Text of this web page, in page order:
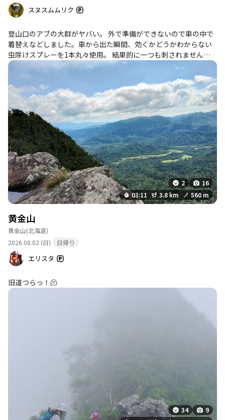
スヌスムムリク
登山口のアブの大群がヤバい。 外で準備ができないので車の中で
着替えなどしました。車から出た瞬間、効くかどうかわからない
虫除けスプレーを1本丸々使用。 結果的に一つも刺されませんで
した。 想像以上にキツかった。
2
16
03:11
3.8 km 560 m
黄金山
黄金山(北海道)
2026.08.02 (日)
日帰り
エリスタ
旧道つらっ！🫠
34
9